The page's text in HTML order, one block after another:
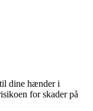
dine hænder i
for skader på